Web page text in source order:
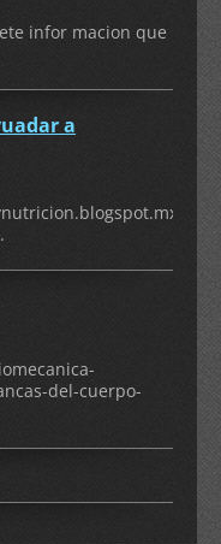
infor macion que
a
del-cuerpo-